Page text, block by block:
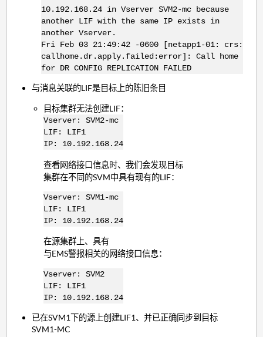
10.192.168.24 in Vserver SVM2-mc because
another LIF with the same IP exists in
another Vserver.
Fri Feb 03 21:49:42 -0600 [netapp1-01: crs:
callhome.dr.apply.failed:error]: Call home
for DR CONFIG REPLICATION FAILED
与消息关联的LIF是目标上的陈旧条目
目标集群无法创建LIF：
Vserver: SVM2-mc
LIF: LIF1
IP: 10.192.168.24
查看网络接口信息时、我们会发现目标
集群在不同的SVM中具有现有的LIF：
Vserver: SVM1-mc
LIF: LIF1
IP: 10.192.168.24
在源集群上、具有
与EMS警报相关的网络接口信息：
Vserver: SVM2
LIF: LIF1
IP: 10.192.168.24
已在SVM1下的源上创建LIF1、并已正确同步到目标
SVM1-MC